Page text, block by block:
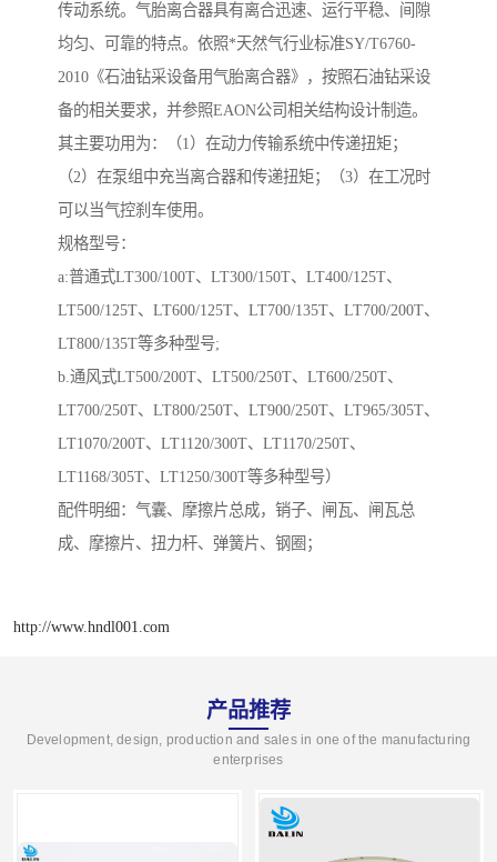
传动系统。气胎离合器具有离合迅速、运行平稳、间隙
均匀、可靠的特点。依照*天然气行业标准SY/T6760-
2010《石油钻采设备用气胎离合器》，按照石油钻采设
备的相关要求，并参照EAON公司相关结构设计制造。
其主要功用为：（1）在动力传输系统中传递扭矩；
（2）在泵组中充当离合器和传递扭矩；（3）在工况时
可以当气控刹车使用。
规格型号：
a:普通式LT300/100T、LT300/150T、LT400/125T、
LT500/125T、LT600/125T、LT700/135T、LT700/200T、
LT800/135T等多种型号;
b.通风式LT500/200T、LT500/250T、LT600/250T、
LT700/250T、LT800/250T、LT900/250T、LT965/305T、
LT1070/200T、LT1120/300T、LT1170/250T、
LT1168/305T、LT1250/300T等多种型号）
配件明细：气囊、摩擦片总成，销子、闸瓦、闸瓦总
成、摩擦片、扭力杆、弹簧片、钢圈；
http://www.hndl001.com
产品推荐
Development, design, production and sales in one of the manufacturing
enterprises